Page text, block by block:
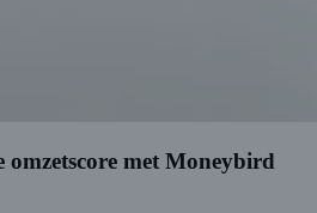
met Moneybird